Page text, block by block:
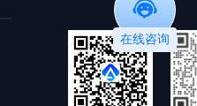
在线咨询